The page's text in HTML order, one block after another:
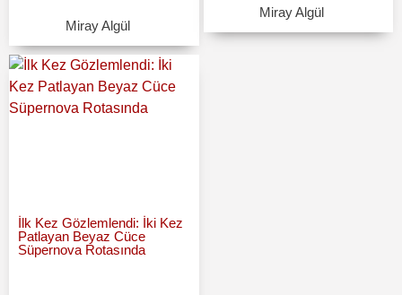
Miray Algül
Miray Algül
İlk Kez Gözlemlendi: İki Kez
Patlayan Beyaz Cüce
Süpernova Rotasında